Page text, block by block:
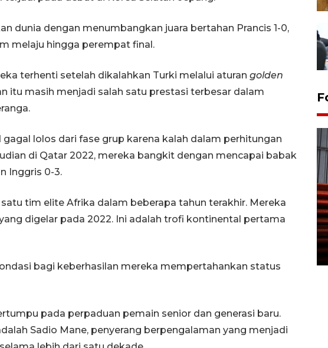
dunia dengan menumbangkan juara bertahan Prancis 1-0,
melaju hingga perempat final.
terhenti setelah dikalahkan Turki melalui aturan golden
itu masih menjadi salah satu prestasi terbesar dalam
gagal lolos dari fase grup karena kalah dalam perhitungan
di Qatar 2022, mereka bangkit dengan mencapai babak
Inggris 0-3.
tim elite Afrika dalam beberapa tahun terakhir. Mereka
digelar pada 2022. Ini adalah trofi kontinental pertama
bagi keberhasilan mereka mempertahankan status
pada perpaduan pemain senior dan generasi baru.
Sadio Mane, penyerang berpengalaman yang menjadi
Prediksi puncak musim
kemarau di Kalimantan